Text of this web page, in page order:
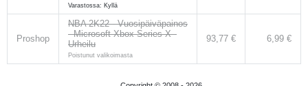
Varastossa: Kyllä
Proshop
NBA 2K22 - Vuosipäiväpainos
- Microsoft Xbox Series X -
Urheilu
Poistunut valikoimasta
93,77 € 6,99 €